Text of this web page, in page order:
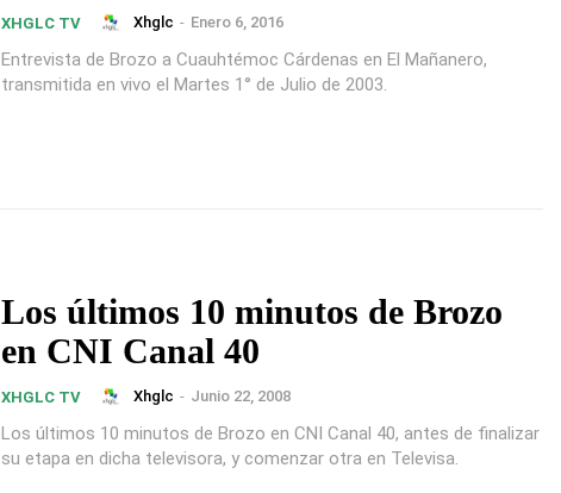
XHGLC TV Xhglc - Enero 6, 2016
Entrevista de Brozo a Cuauhtémoc Cárdenas en El Mañanero,
transmitida en vivo el Martes 1° de Julio de 2003.
Los últimos 10 minutos de Brozo
en CNI Canal 40
XHGLC TV Xhglc - Junio 22, 2008
Los últimos 10 minutos de Brozo en CNI Canal 40, antes de finalizar
su etapa en dicha televisora, y comenzar otra en Televisa.